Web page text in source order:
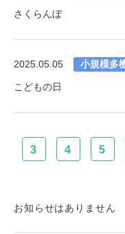
さくらんぼ
2025.05.05 小規模多
こどもの日
3 4 5
お知らせはありません